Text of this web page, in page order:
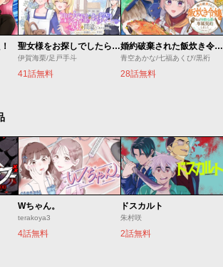
聖女様をお探しでしたら妹で間違いありません。さあどうぞお連れください、今すぐ。
伊賀海栗/足戸手斗
41話無料
婚約破棄された飯炊き令嬢の私は冷酷公爵と専属契約しました～ですが胃袋を掴んだ結果、冷たかった公爵様がどんどん優しくなっています～
青空あかな/七福あくび/黒裄
28話無料
Wちゃん。
terakoya3
4話無料
ドスカルト
朱村咲
2話無料